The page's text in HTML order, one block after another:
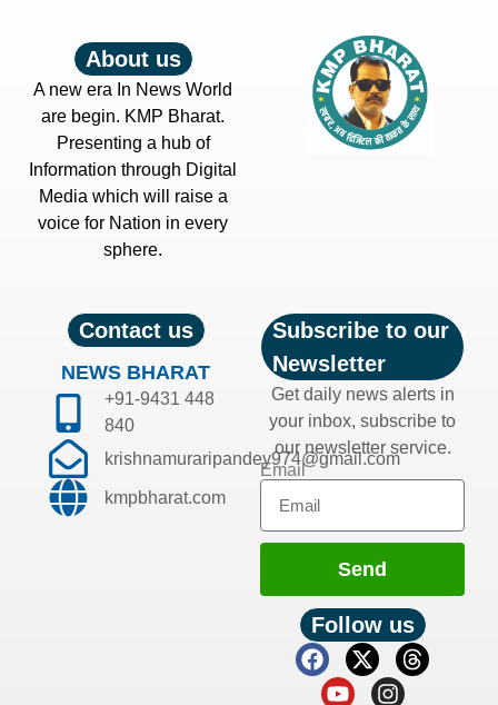
About us
A new era In News World
are begin. KMP Bharat.
Presenting a hub of
Information through Digital
Media which will raise a
voice for Nation in every
sphere.
Contact us
NEWS BHARAT
+91-9431 448
840
krishnamuraripandey974@gmail.com
kmpbharat.com
Subscribe to our
Newsletter
Get daily news alerts in
your inbox, subscribe to
our newsletter service.
Email
Send
Follow us